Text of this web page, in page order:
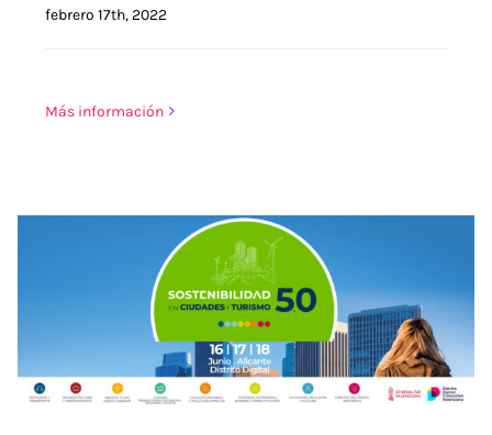
febrero 17th, 2022
Más información